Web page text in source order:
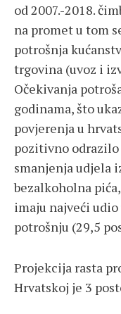
od 2007.-2018.
na promet u tom
potrošnja
trgovina (uvoz i
Očekivanja
godinama, što
povjerenja u
pozitivno
smanjenja udjela
bezalkoholna
imaju najveći
potrošnju (29,5
Projekcija rasta
Hrvatskoj je 3